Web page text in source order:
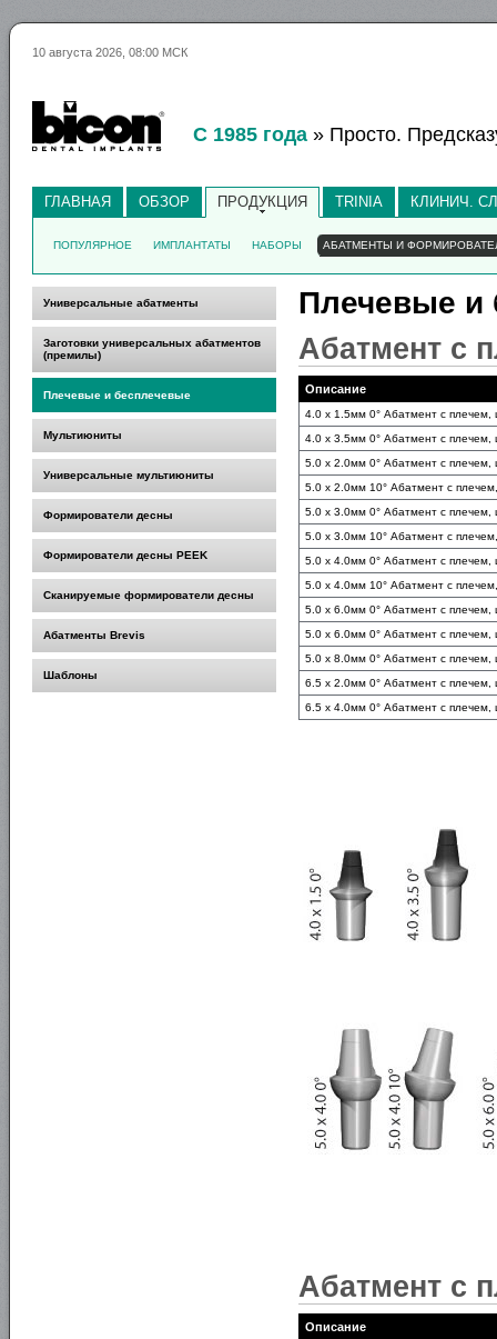
10 августа 2026, 08:00 МСК
С 1985 года » Просто.
ГЛАВНАЯ ОБЗОР ПРОДУКЦИЯ TRINIA КЛИНИЧ.
ПОПУЛЯРНОЕ ИМПЛАНТАТЫ НАБОРЫ АБАТМЕНТЫ И
Универсальные абатменты
Заготовки универсальных абатментов
(премилы)
Плечевые и бесплечевые
Мультиюниты
Универсальные мультиюниты
Формирователи десны
Формирователи десны PEEK
Сканируемые формирователи десны
Абатменты Brevis
Шаблоны
Плечевые и
Абатмент с
Описание
4.0 x 1.5мм 0° Абатмент с
4.0 x 3.5мм 0° Абатмент с
5.0 x 2.0мм 0° Абатмент с
5.0 x 2.0мм 10° Абатмент с
5.0 x 3.0мм 0° Абатмент с
5.0 x 3.0мм 10° Абатмент с
5.0 x 4.0мм 0° Абатмент с
5.0 x 4.0мм 10° Абатмент с
5.0 x 6.0мм 0° Абатмент с
5.0 x 6.0мм 0° Абатмент с
5.0 x 8.0мм 0° Абатмент с
6.5 x 2.0мм 0° Абатмент с
6.5 x 4.0мм 0° Абатмент с
Абатмент с
Описание